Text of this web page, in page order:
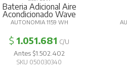
Bateria Adicional Aire
Acondicionado Wave
AUTONOMIA 1159 WH
$1.051.681 C/U
Antes $1.502.402
SKU 050030340